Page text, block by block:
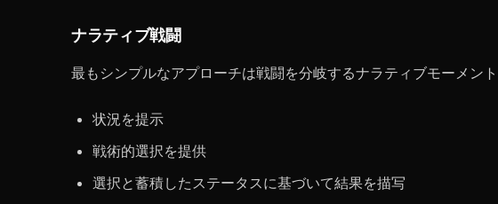
ナラティブ戦闘
最もシンプルなアプローチは戦闘を分岐するナラティブモーメン
状況を提示
戦術的選択を提供
選択と蓄積したステータスに基づいて結果を描写